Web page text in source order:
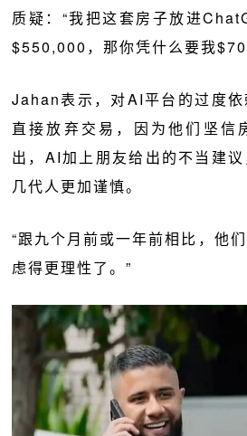
质疑：“我把这套房子放进
$550,000，那你凭什么要我
Jahan表示，对AI平台的过度
直接放弃交易，因为他们坚信
出，AI加上朋友给出的不当建
几代人更加谨慎。
“跟九个月前或一年前相比，他
虑得更理性了。”